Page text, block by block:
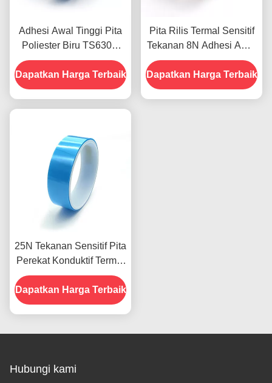
Adhesi Awal Tinggi Pita
Poliester Biru TS630D
Pita Perekat Termal
Dapatkan Harga Terbaik
Pita Rilis Termal Sensitif
Tekanan 8N Adhesi Awal
Tinggi
Dapatkan Harga Terbaik
25N Tekanan Sensitif Pita
Perekat Konduktif Termal
Film Poliester Didukung
Dapatkan Harga Terbaik
Hubungi kami